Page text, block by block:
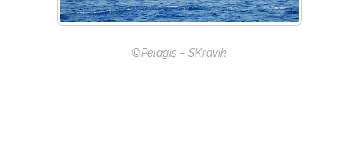
©Pelagis – SKravik